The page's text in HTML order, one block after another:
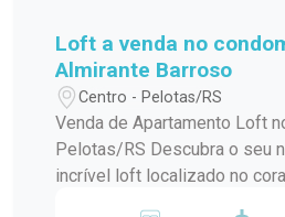
Loft a venda no
Almirante Barroso
Centro - Pelotas/RS
Venda de Apartamento Loft
Pelotas/RS Descubra o seu novo lar neste
incrível loft localizado no